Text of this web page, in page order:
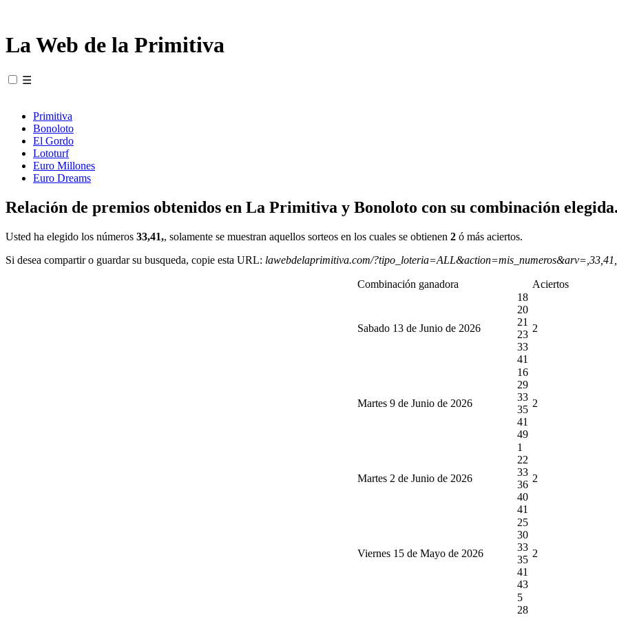
La Web de la Primitiva
☰
Primitiva
Bonoloto
El Gordo
Lototurf
Euro Millones
Euro Dreams
Relación de premios obtenidos en La Primitiva y Bonoloto con su combinación
Usted ha elegido los números 33,41,, solamente se muestran aquellos sorteos en los cuales se obtienen 2 ó más aciertos.
Si desea compartir o guardar su busqueda, copie esta URL: lawebdelaprimitiva.com/
Combinación ganadora Aciertos
Sabado 13 de Junio de 2026
18
20
21
23
33
41
2
Martes 9 de Junio de 2026
16
29
33
35
41
49
2
Martes 2 de Junio de 2026
1
22
33
36
40
41
2
Viernes 15 de Mayo de 2026
25
30
33
35
41
43
2
5
28